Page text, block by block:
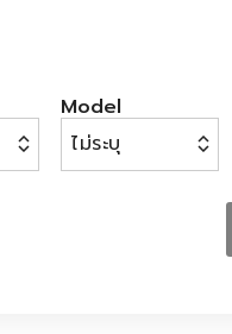
Model